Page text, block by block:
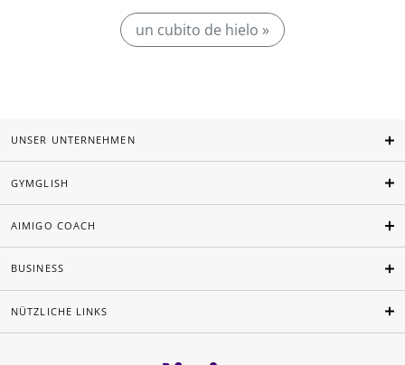
un cubito de hielo »
UNSER UNTERNEHMEN
GYMGLISH
AIMIGO COACH
BUSINESS
NÜTZLICHE LINKS